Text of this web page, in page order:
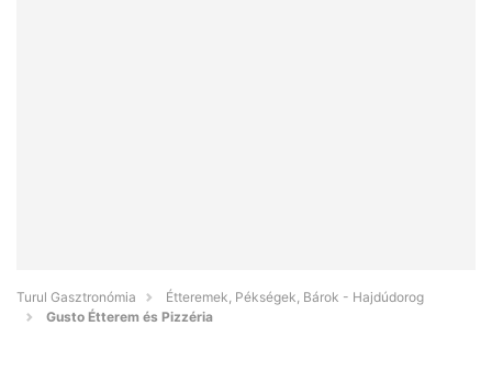
Turul Gasztronómia
Étteremek, Pékségek, Bárok - Hajdúdorog
Gusto Étterem és Pizzéria